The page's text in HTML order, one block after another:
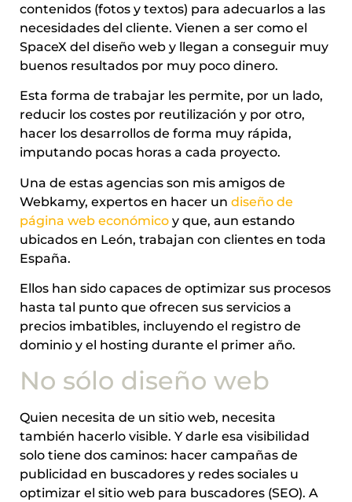
contenidos (fotos y textos) para adecuarlos a las
necesidades del cliente. Vienen a ser como el
SpaceX del diseño web y llegan a conseguir muy
buenos resultados por muy poco dinero.
Esta forma de trabajar les permite, por un lado,
reducir los costes por reutilización y por otro,
hacer los desarrollos de forma muy rápida,
imputando pocas horas a cada proyecto.
Una de estas agencias son mis amigos de
Webkamy, expertos en hacer un diseño de
página web económico y que, aun estando
ubicados en León, trabajan con clientes en toda
España.
Ellos han sido capaces de optimizar sus procesos
hasta tal punto que ofrecen sus servicios a
precios imbatibles, incluyendo el registro de
dominio y el hosting durante el primer año.
No sólo diseño web
Quien necesita de un sitio web, necesita
también hacerlo visible. Y darle esa visibilidad
solo tiene dos caminos: hacer campañas de
publicidad en buscadores y redes sociales u
optimizar el sitio web para buscadores (SEO). A